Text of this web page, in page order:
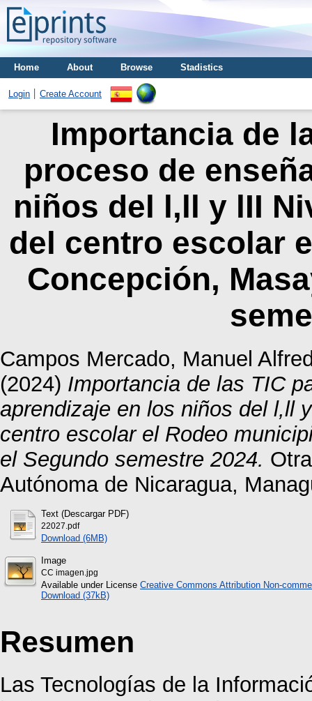
Home About Browse Stadistics
Login Create Account
Importancia de
proceso de
niños del l,ll y lII
del centro escolar
Concepción,
Campos Mercado, Manuel
(2024) Importancia de las TIC
aprendizaje en los niños del l,ll
centro escolar el Rodeo
el Segundo semestre 2024.
Autónoma de Nicaragua,
Text (Descargar PDF)
22027.pdf
Download (6MB)
Image
CC imagen.jpg
Available under License Creative Commons Attribution Non-
Download (37kB)
Resumen
Las Tecnologías de la